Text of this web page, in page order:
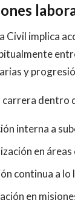
Civil implica
y
carrera dentro
interna a
en
continua a
en